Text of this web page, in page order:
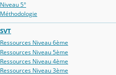
Niveau 5°
Méthodologie
SVT
Ressources Niveau 6ème
Ressources Niveau 5ème
Ressources Niveau 4ème
Ressources Niveau 3ème